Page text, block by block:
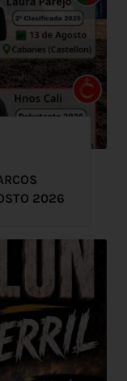
2026